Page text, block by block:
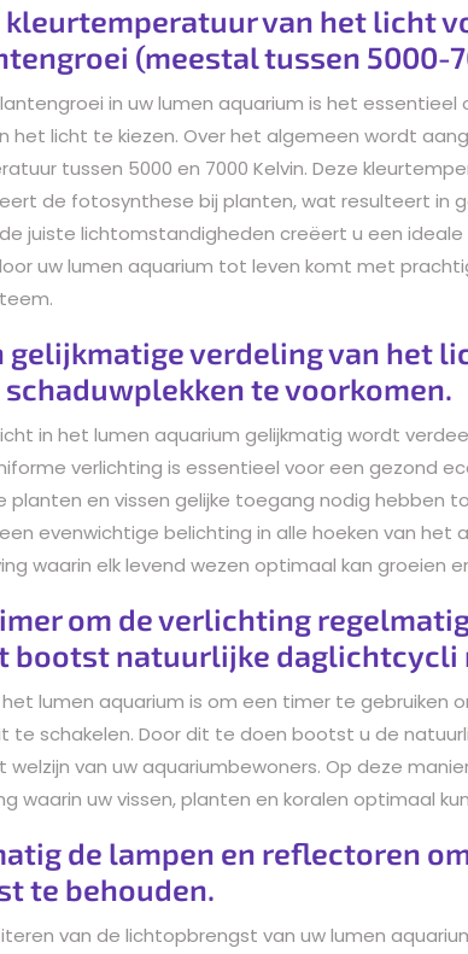
kleurtemperatuur van het licht
(meestal tussen 5000-
in uw lumen aquarium is het essentieel
het licht te kiezen. Over het algemeen wordt
tussen 5000 en 7000 Kelvin. Deze
de fotosynthese bij planten, wat resulteert in
juiste lichtomstandigheden creëert u een
uw lumen aquarium tot leven komt met
gelijkmatige verdeling van het
te voorkomen.
in het lumen aquarium gelijkmatig wordt
verlichting is essentieel voor een gezond
planten en vissen gelijke toegang nodig hebben
evenwichtige belichting in alle hoeken van het
waarin elk levend wezen optimaal kan groeien
om de verlichting
bootst natuurlijke daglichtcycli
lumen aquarium is om een timer te gebruiken
te schakelen. Door dit te doen bootst u de
welzijn van uw aquariumbewoners. Op deze
waarin uw vissen, planten en koralen optimaal
de lampen en reflectoren
te behouden.
van de lichtopbrengst van uw lumen